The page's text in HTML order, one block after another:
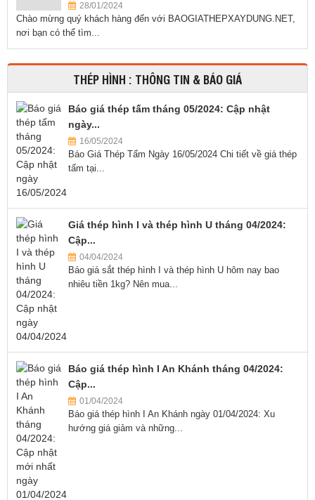
28/01/2024
Chào mừng quý khách hàng đến với BAOGIATHEPXAYDUNG.NET,
nơi bạn có thể tìm...
THÉP HÌNH : THÔNG TIN & BÁO GIÁ
Báo giá thép tấm tháng 05/2024: Cập nhật
ngày...
16/05/2024
Báo Giá Thép Tấm Ngày 16/05/2024 Chi tiết về giá thép
tấm tại...
Giá thép hình I và thép hình U tháng 04/2024:
Cập...
04/04/2024
Báo giá sắt thép hình I và thép hình U hôm nay bao
nhiêu tiền 1kg? Nên mua...
Báo giá thép hình I An Khánh tháng 04/2024:
Cập...
01/04/2024
Báo giá thép hình I An Khánh ngày 01/04/2024: Xu
hướng giá giảm và những...